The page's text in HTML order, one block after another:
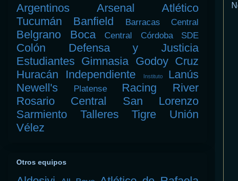
Argentinos Arsenal
Atlético
Tucumán
Banfield Barracas Central
Belgrano Boca Central Córdoba SDE
Colón
Defensa y Justicia
Estudiantes Gimnasia Godoy Cruz
Huracán
Independiente Instituto
Lanús
Newell's
Platense Racing
River
Rosario Central
San Lorenzo
Sarmiento
Talleres Tigre
Unión
Vélez
Otros equipos